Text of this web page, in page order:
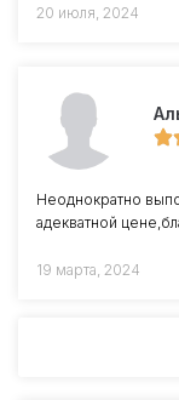
20 июля, 2024
Неоднократно
адекватной
19 марта, 2024